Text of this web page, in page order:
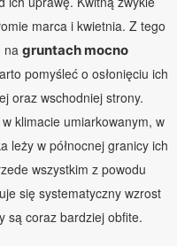
marca i kwietnia. Z tego
na gruntach mocno
pomyśleć o osłonięciu ich
oraz wschodniej strony.
klimacie umiarkowanym, w
leży w północnej granicy ich
wszystkim z powodu
się systematyczny wzrost
są coraz bardziej obfite.